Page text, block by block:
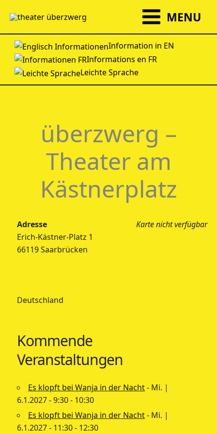
Inhalt
springen
MENU
Information in EN
Informations en FR
Leichte Sprache
überzwerg –
Theater am
Kästnerplatz
Karte nicht verfügbar
Adresse
Erich-Kästner-Platz 1
66119 Saarbrücken
Deutschland
Kommende
Veranstaltungen
Es klopft bei Wanja in der Nacht- Mi. |
6.1.2027 - 9:30 - 10:30
Es klopft bei Wanja in der Nacht- Mi. |
6.1.2027 - 11:30 - 12:30